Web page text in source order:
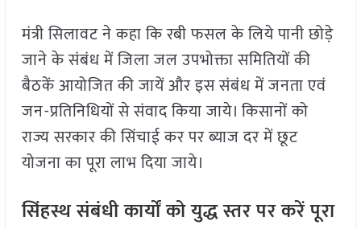
मंत्री सिलावट ने कहा कि रबी फसल के लिये पानी छोड़े
जाने के संबंध में जिला जल उपभोक्ता समितियों की
बैठकें आयोजित की जायें और इस संबंध में जनता एवं
जन-प्रतिनिधियों से संवाद किया जाये। किसानों को
राज्य सरकार की सिंचाई कर पर ब्याज दर में छूट
योजना का पूरा लाभ दिया जाये।
सिंहस्थ संबंधी कार्यों को युद्ध स्तर पर करें पूरा